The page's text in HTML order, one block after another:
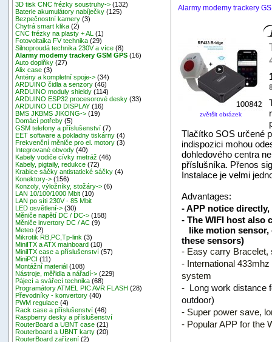
3D tisk CNC frézky soustruhy-> (132)
Baterie akumulátory nabíječky (125)
Bezpečnostní kamery (3)
Chytrá smart klika (2)
CNC frézky na plasty + AL
(1)
Fotovoltaika FV technika (29)
Silnoproudá technika 230V a více (8)
Alarmy modemy trackery GSM GPS (16)
Auto doplňky (27)
Alix case (3)
Antény a kompletní spoje-> (34)
ARDUINO čidla a senzory (46)
ARDUINO moduly shieldy (114)
ARDUINO ESP32 procesorové desky (33)
ARDUINO LCD DISPLAY (16)
BMS JKBMS JIKONG-> (19)
Domácí potřeby (5)
GSM telefony a příslušenství (7)
EET software a pokladny tiskárny (4)
Frekvenční měniče pro el. motory (3)
Integrované obvody (40)
Kabely vodiče cívky metráž (46)
Kabely, pigtaily, redukce (72)
Krabice sáčky antistatické sáčky (4)
Konektory-> (156)
Konzoly, výložníky, stožáry-> (6)
LAN 10/100/1000 Mbit (10)
LAN po síti 230V - 85 Mbit
LED osvětlení-> (30)
Měniče napětí DC / DC-> (158)
Měniče invertory DC / AC (9)
Meteo (2)
Mikrotik RB,PC,Tp-link (3)
MiniITX a ATX mainboard (10)
MiniITX case a příslušenství (57)
MiniPCI (11)
Montážní materiál (108)
Nástroje, měřidla a nářadí-> (229)
Pájecí a svářecí technika (68)
Programátory ATMEL PIC AVR FLASH (28)
Převodníky - konvertory (40)
PWM regulace (4)
Rack case a příslušenství (46)
Raspberry desky a příslušenství
RouterBoard a UBNT case (21)
Routerboard a UBNT karty (20)
RouterBoard zařízení (2)
Alarmy modemy trackery
zvětšit obrázek
Tlačítko SOS určené
indispozici mohou
dohledového centra
příslušníka. Přenos
Instalace je velmi
Advantages:
- APP notice
- The WIFI host also
like motion sensor,
these sensors)
- Easy carry Bracelet,
- International
system
- Long work distance
outdoor)
- Super power save,
- Popular APP for the